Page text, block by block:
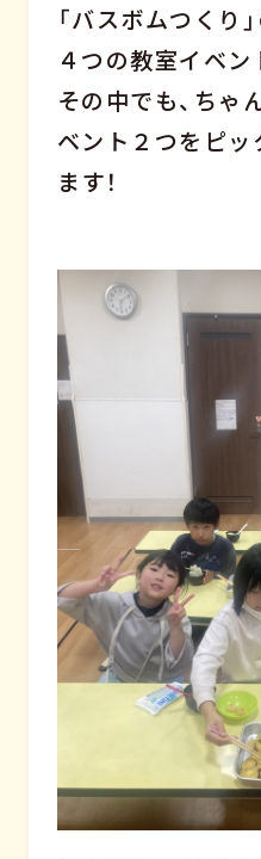
「バスボムつくり
４つの教室イベン
その中でも、ちゃ
ベント２つをピ
ます！